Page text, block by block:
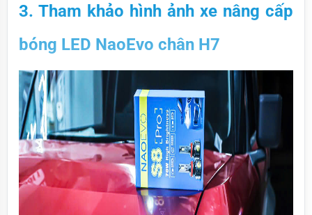
3. Tham khảo hình ảnh xe nâng cấp
bóng LED NaoEvo chân H7